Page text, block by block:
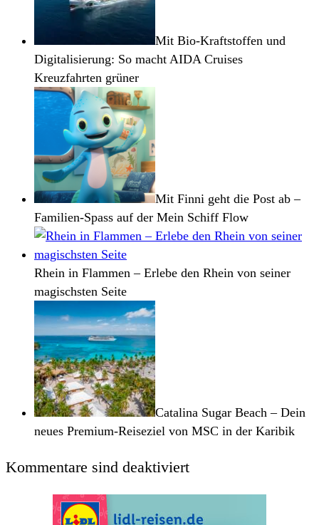
Mit Bio-Kraftstoffen und
Digitalisierung: So macht AIDA Cruises
Kreuzfahrten grüner
Mit Finni geht die Post ab –
Familien-Spass auf der Mein Schiff Flow
Rhein in Flammen – Erlebe den Rhein von seiner
magischsten Seite
Catalina Sugar Beach – Dein
neues Premium-Reiseziel von MSC in der Karibik
Kommentare sind deaktiviert